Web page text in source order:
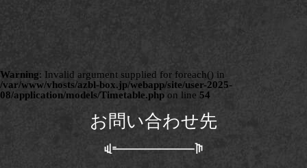
Warning: Invalid argument supplied for foreach() in
/var/www/vhosts/azbl-box.jp/webapp/site/user-2025-
08/application/models/Timetable.php on line 54
お問い合わせ先